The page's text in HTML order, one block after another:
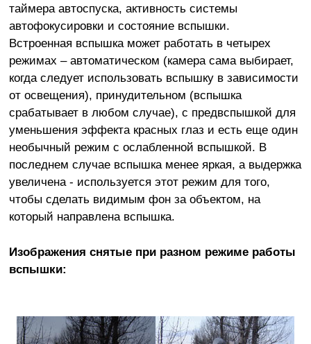
таймера автоспуска, активность системы
автофокусировки и состояние вспышки.
Встроенная вспышка может работать в четырех
режимах – автоматическом (камера сама выбирает,
когда следует использовать вспышку в зависимости
от освещения), принудительном (вспышка
срабатывает в любом случае), с предвспышкой для
уменьшения эффекта красных глаз и есть еще один
необычный режим с ослабленной вспышкой. В
последнем случае вспышка менее яркая, а выдержка
увеличена - используется этот режим для того,
чтобы сделать видимым фон за объектом, на
который направлена вспышка.
Изображения снятые при разном режиме работы
вспышки: